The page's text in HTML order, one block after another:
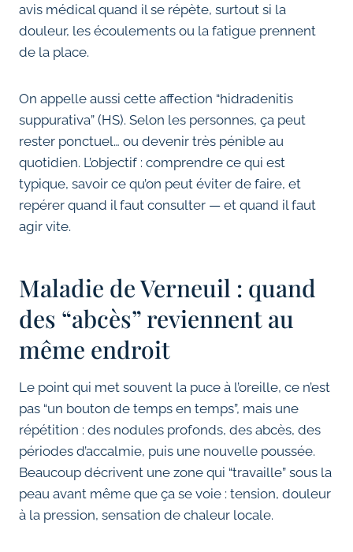
avis médical quand il se répète, surtout si la
douleur, les écoulements ou la fatigue prennent
de la place.
On appelle aussi cette affection “hidradenitis
suppurativa” (HS). Selon les personnes, ça peut
rester ponctuel… ou devenir très pénible au
quotidien. L’objectif : comprendre ce qui est
typique, savoir ce qu’on peut éviter de faire, et
repérer quand il faut consulter — et quand il faut
agir vite.
Maladie de Verneuil : quand
des “abcès” reviennent au
même endroit
Le point qui met souvent la puce à l’oreille, ce n’est
pas “un bouton de temps en temps”, mais une
répétition : des nodules profonds, des abcès, des
périodes d’accalmie, puis une nouvelle poussée.
Beaucoup décrivent une zone qui “travaille” sous la
peau avant même que ça se voie : tension, douleur
à la pression, sensation de chaleur locale.